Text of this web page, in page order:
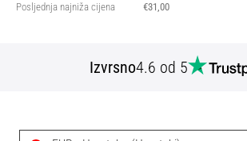
Posljednja najniža cijena €31,00
Izvrsno4.6 od 5